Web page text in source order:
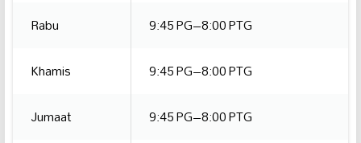
Rabu
9:45 PG–8:00 PTG
Khamis
9:45 PG–8:00 PTG
Jumaat
9:45 PG–8:00 PTG